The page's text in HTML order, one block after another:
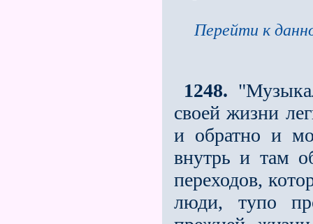
Перейти к
1248.
своей жизни
и обратно и
внутрь и там
переходов,
люди, тупо